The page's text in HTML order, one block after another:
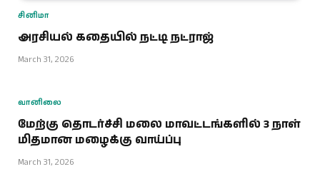
சினிமா
அரசியல் கதையில் நட்டி நட்ராஜ்
March 31, 2026
வானிலை
மேற்கு தொடர்ச்சி மலை மாவட்டங்களில் 3 நாள்
மிதமான மழைக்கு வாய்ப்பு
March 31, 2026